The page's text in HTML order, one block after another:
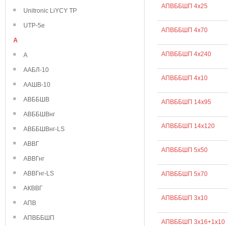
Unitronic LiYCY TP
UTP-5e
А
А
ААБЛ-10
ААШВ-10
АВББШВ
АВББШВнг
АВББШВнг-LS
АВВГ
АВВГнг
АВВГнг-LS
АКВВГ
АПВ
АПВББШП
АПВББШП 4х25
АПВББШП 4х70
АПВББШП 4х240
АПВББШП 4х10
АПВББШП 14х95
АПВББШП 14х120
АПВББШП 5х50
АПВББШП 5х70
АПВББШП 3х10
АПВББШП 3х16+1х10